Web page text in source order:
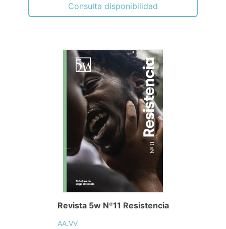
Consulta disponibilidad
Revista 5w Nº11 Resistencia
AA.VV